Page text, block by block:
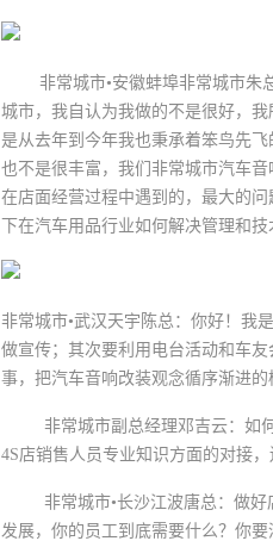
非常城市•安徽蚌埠非常城市朱总
城市，我自认为我做的不是很好，
是从去年到今年我也秉承着笨鸟先
也不是很丰富，我们非常城市汽车
在店面经营过程中遇到的，最大的
下在汽车用品行业如何解决管理和技
非常城市•武汉天宇陈总：你好！我
做宣传；其次要利用电台活动和车
事，把汽车音响改装观念循序渐进
非常城市副总经理邓吉云：如何
4S店销售人员专业知识方面的对接
非常城市•长沙江波唐总：做好店
发展，你的员工到底需要什么？你